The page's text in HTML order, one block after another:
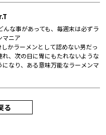
んな事があっても、毎週末は必ずラ
マニア
かラーメンとして認めない男だっ
れ、次の日に胃にもたれないような
になり、ある意味万能なラーメンマ
る